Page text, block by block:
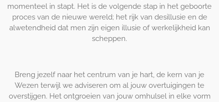
momenteel in stapt. Het is de volgende stap in het geboorte
proces van de nieuwe wereld; het rijk van desillusie en de
alwetendheid dat men zijn eigen illusie of werkelijkheid kan
scheppen.
Breng jezelf naar het centrum van je hart, de kern van je
Wezen terwijl we adviseren om al jouw overtuigingen te
overstijgen. Het ontgroeien van jouw omhulsel in elke vorm